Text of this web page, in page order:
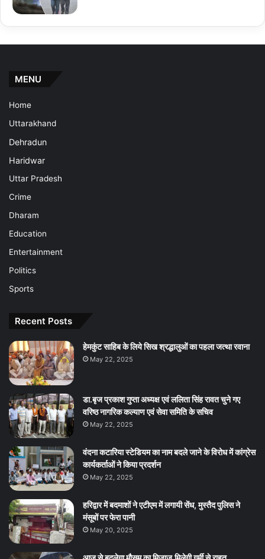
MENU
Home
Uttarakhand
Dehradun
Haridwar
Uttar Pradesh
Crime
Dharam
Education
Entertainment
Politics
Sports
Recent Posts
हेमकुंट साहिब के लिये सिख श्रद्धालुओं का पहला जत्था रवाना
May 22, 2025
डा.बृज प्रकाश गुप्ता अध्यक्ष एवं ललिता सिंह रावत चुने गए
वरिष्ठ नागरिक कल्याण एवं सेवा समिति के सचिव
May 22, 2025
वंदना कटारिया स्टेडियम का नाम बदले जाने के विरोध में कांग्रेस
कार्यकर्ताओं ने किया प्रदर्शन
May 22, 2025
हरिद्वार में बदमाशों ने एटीएम में लगायी सेंध, मुस्तैद पुलिस ने
मंसूबों पर फेरा पानी
May 20, 2025